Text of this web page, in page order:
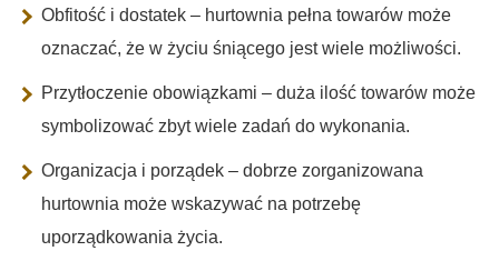
Obfitość i dostatek – hurtownia pełna towarów może
oznaczać, że w życiu śniącego jest wiele możliwości.
Przytłoczenie obowiązkami – duża ilość towarów może
symbolizować zbyt wiele zadań do wykonania.
Organizacja i porządek – dobrze zorganizowana
hurtownia może wskazywać na potrzebę
uporządkowania życia.